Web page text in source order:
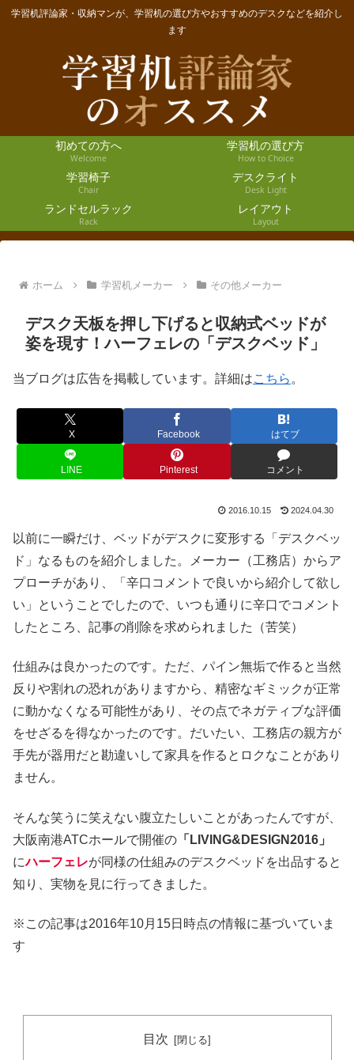
学習机評論家・収納マンが、学習机の選び方やおすすめのデスクなどを紹介し
ます
初めての方へ
Welcome
学習机の選び方
How to Choice
学習椅子
Chair
デスクライト
Desk Light
ランドセルラック
Rack
レイアウト
Layout
ホーム 学習机メーカー その他メーカー
デスク天板を押し下げると収納式ベッドが
姿を現す！ハーフェレの「デスクベッド」
当ブログは広告を掲載しています。詳細はこちら 。
X Facebook はてブ
LINE Pinterest コメント
2016.10.15 2024.04.30
以前に一瞬だけ、ベッドがデスクに変形する「デスクベッ
ド」なるものを紹介しました。メーカー（工務店）からア
プローチがあり、「辛口コメントで良いから紹介して欲し
い」ということでしたので、いつも通りに辛口でコメント
したところ、記事の削除を求められました（苦笑）
仕組みは良かったのです。ただ、パイン無垢で作ると当然
反りや割れの恐れがありますから、精密なギミックが正常
に動かなくなる可能性があり、その点でネガティブな評価
をせざるを得なかったのです。だいたい、工務店の親方が
手先が器用だと勘違いして家具を作るとロクなことがあり
ません。
そんな笑うに笑えない腹立たしいことがあったんですが、
大阪南港ATCホールで開催の 「LIVING&DESIGN2016」
にハーフェレが同様の仕組みのデスクベッドを出品すると
知り、実物を見に行ってきました。
※この記事は2016年10月15日時点の情報に基づいていま
す
目次